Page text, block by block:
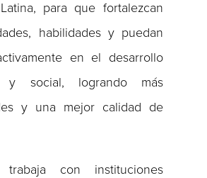
para que fortalezcan
habilidades y puedan
en el desarrollo
y social, logrando más
y una mejor calidad de
con instituciones